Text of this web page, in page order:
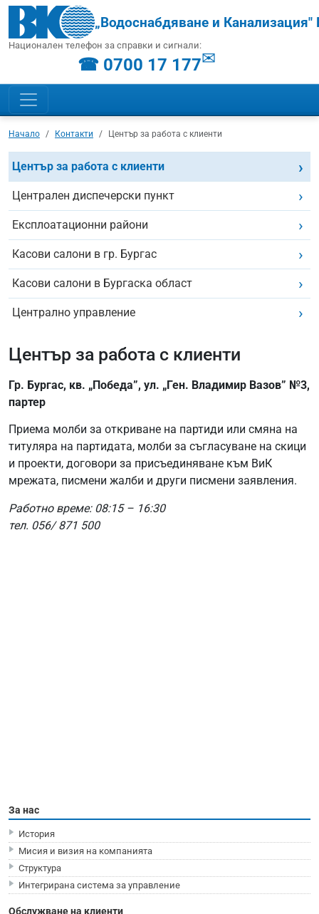
„Водоснабдяване и Канализация"
Национален телефон за справки и сигнали:
☎ 0700 17 177✉
Начало Контакти Център за работа с клиенти
Център за работа с клиенти
Централен диспечерски пункт
Експлоатационни райони
Касови салони в гр. Бургас
Касови салони в Бургаска област
Централно управление
Център за работа с клиенти
Гр. Бургас, кв. „Победа”, ул. „Ген. Владимир Вазов” №3,
партер
Приема молби за откриване на партиди или смяна на
титуляра на партидата, молби за съгласуване на скици
и проекти, договори за присъединяване към ВиК
мрежата, писмени жалби и други писмени заявления.
Работно време: 08:15 – 16:30
тел. 056/ 871 500
За нас
История
Мисия и визия на компанията
Структура
Интегрирана система за управление
Обслужване на клиенти